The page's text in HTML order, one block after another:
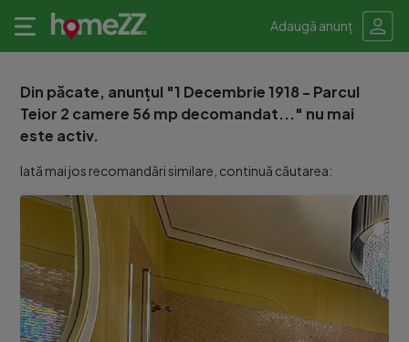
Adaugă anunț
Din păcate, anunțul "1 Decembrie 1918 - Parcul
Teior 2 camere 56 mp decomandat..." nu mai
este activ.
Iată mai jos recomandări similare, continuă căutarea: